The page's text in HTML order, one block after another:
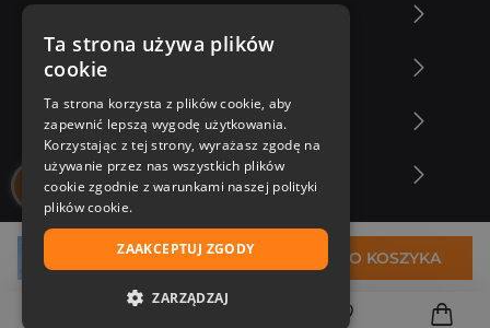
38,99 zł DO KOSZYKA
Zakupy u nas
Nasza oferta
Nasi autorzy
Ta strona używa plików
cookie
Ta strona korzysta z plików cookie, aby
zapewnić lepszą wygodę użytkowania.
Korzystając z tej strony, wyrażasz zgodę na
używanie przez nas wszystkich plików
cookie zgodnie z warunkami naszej polityki
plików cookie.
ZAAKCEPTUJ ZGODY
ZARZĄDZAJ